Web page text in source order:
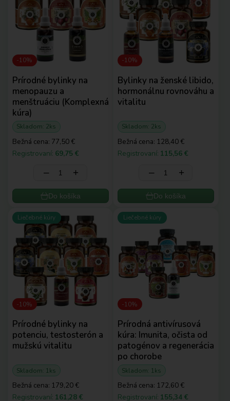
-10%
Prírodné bylinky na
menopauzu a
menštruáciu (Komplexná
kúra)
Skladom: 2ks
Bežná cena: 77,50 €
Registrovaní: 69,75 €
‒ +
Do košíka
-10%
Bylinky na ženské libido,
hormonálnu rovnováhu a
vitalitu
Skladom: 2ks
Bežná cena: 128,40 €
Registrovaní: 115,56 €
‒ +
Do košíka
Liečebné kúry
-10%
Prírodné bylinky na
potenciu, testosterón a
mužskú vitalitu
Skladom: 1ks
Bežná cena: 179,20 €
Registrovaní: 161,28 €
Liečebné kúry
-10%
Prírodná antivírusová
kúra: Imunita, očista od
patogénov a regenerácia
po chorobe
Skladom: 1ks
Bežná cena: 172,60 €
Registrovaní: 155,34 €